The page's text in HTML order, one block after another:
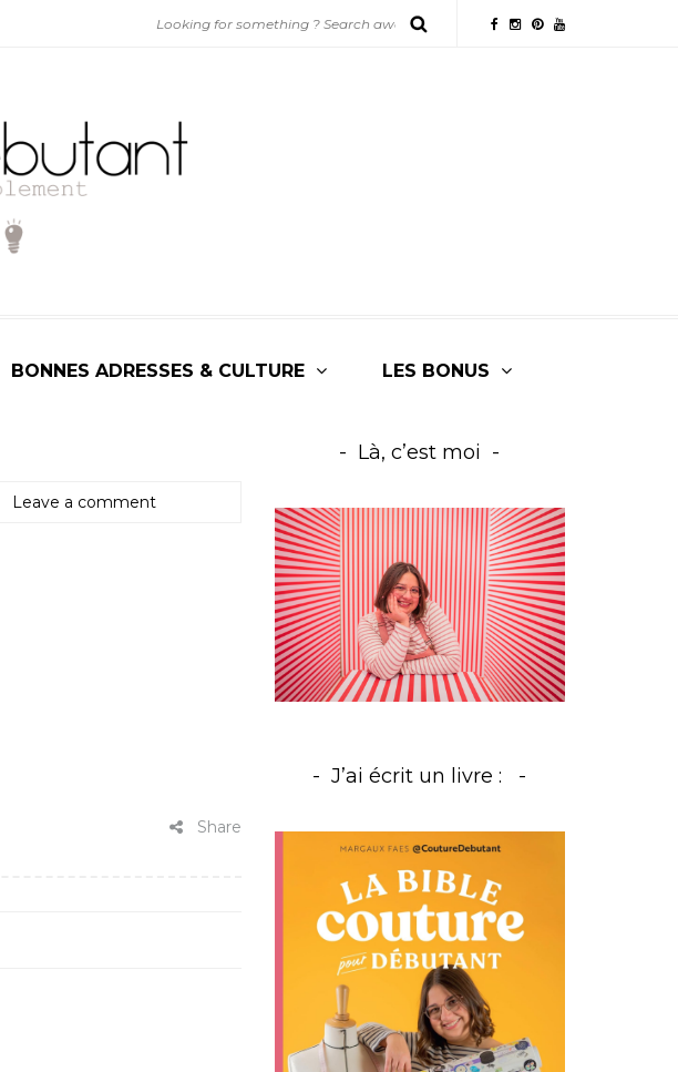
BONNES ADRESSES & CULTURE LES BONUS
Leave a comment
Share
Là, c’est moi
J’ai écrit un livre :